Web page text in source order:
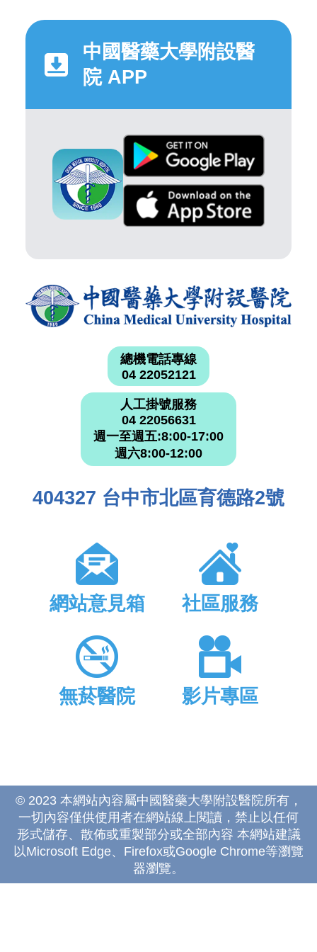
中國醫藥大學附設醫
院 APP
總機電話專線
04 22052121
人工掛號服務
04 22056631
週一至週五:8:00-17:00
週六8:00-12:00
404327 台中市北區育德路2號
網站意見箱 社區服務
無菸醫院 影片專區
© 2023 本網站內容屬中國醫藥大學附設醫院所有，
一切內容僅供使用者在網站線上閱讀，禁止以任何
形式儲存、散佈或重製部分或全部內容 本網站建議
以Microsoft Edge、Firefox或Google Chrome等瀏覽
器瀏覽。